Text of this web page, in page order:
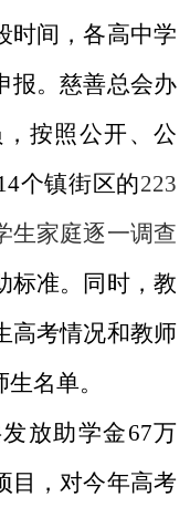
时间，各高中学
报。慈善总会办
按照公开、公
个镇街区的223
生家庭逐一调查
标准。同时，教
高考情况和教师
名单。
放助学金67万
目，对今年高考